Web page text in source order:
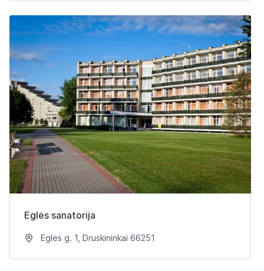
Eglės sanatorija
Eglės g. 1, Druskininkai 66251